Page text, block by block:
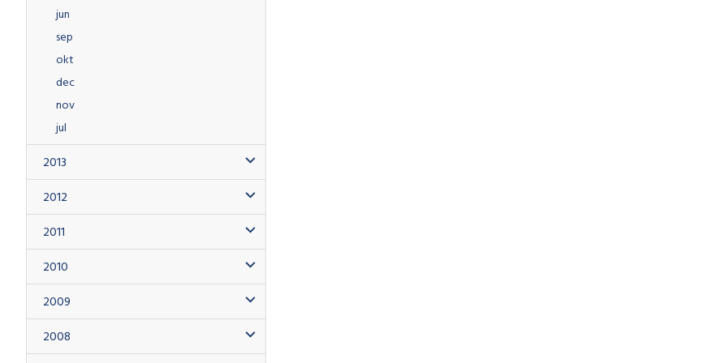
jun
sep
okt
dec
nov
jul
2013
2012
2011
2010
2009
2008